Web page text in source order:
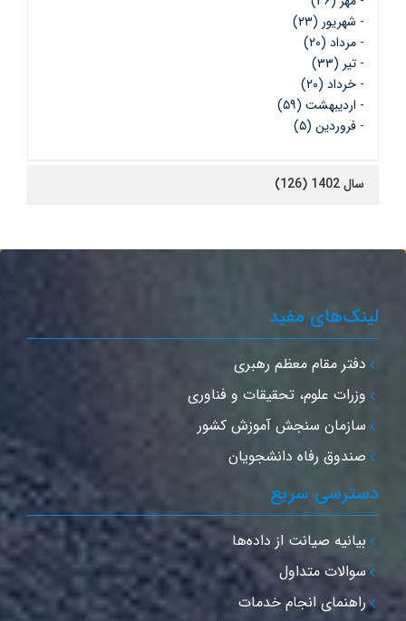
شهریور (۲۳)
مرداد (۲۰)
خرداد (۲۰)
اردیبهشت (۵۹)
فروردین (۵)
مفید
دفتر مقام معظم رهبری
وزرات علوم، تحقیقات و فناوری
سازمان سنجش آموزش کشور
صندوق رفاه دانشجویان
سریع
بیانیه صیانت از داده‌ها
سوالات متداول
راهنمای انجام خدمات